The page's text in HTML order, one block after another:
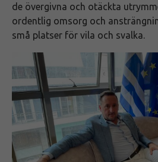
de övergivna och otäckta
ordentlig omsorg och
små platser för vila och svalka.